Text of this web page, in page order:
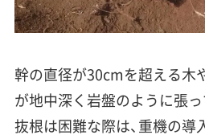
幹の直径が30cmを超える木
が地中深く岩盤のように張
抜根は困難な際は、重機の導